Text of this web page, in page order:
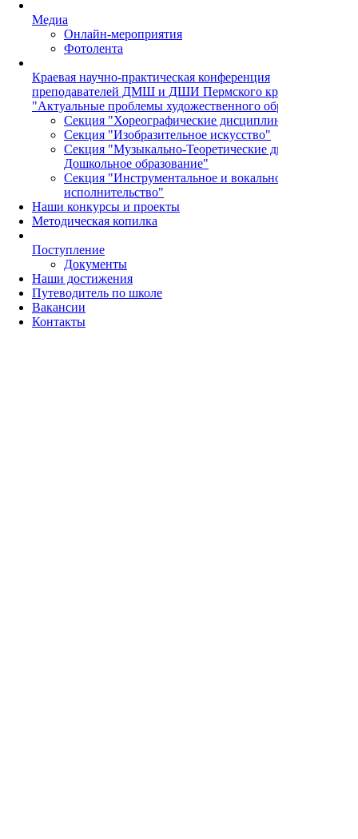
Медиа
Онлайн-мероприятия
Фотолента
Краевая научно-практическая конференция
преподавателей ДМШ и ДШИ Пермского края
"Актуальные проблемы художественного образования"
Секция "Хореографические дисциплины"
Секция "Изобразительное искусство"
Секция "Музыкально-Теоретические дисциплины и
Дошкольное образование"
Секция "Инструментальное и вокальное
исполнительство"
Наши конкурсы и проекты
Методическая копилка
Поступление
Документы
Наши достижения
Путеводитель по школе
Вакансии
Контакты